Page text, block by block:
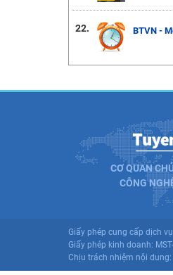
22. BTVN -
CƠ QUAN
CÔNG
Giấy phép cung cấp dịch
Giấy phép kinh doanh:
Chịu trách nhiệm nội